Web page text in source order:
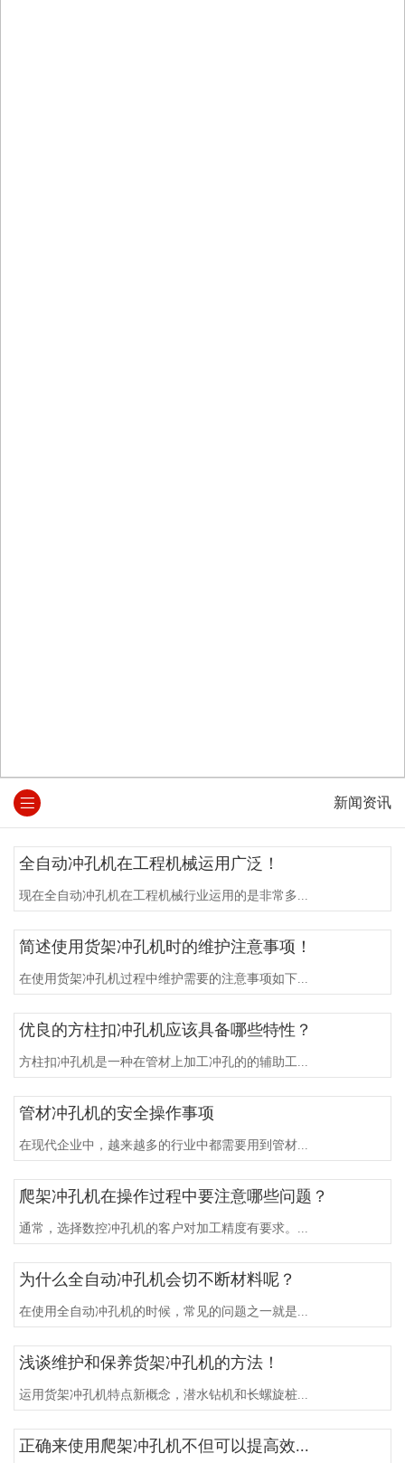
新闻资讯
全自动冲孔机在工程机械运用广泛！
现在全自动冲孔机在工程机械行业运用的是非常多...
简述使用货架冲孔机时的维护注意事项！
在使用货架冲孔机过程中维护需要的注意事项如下...
优良的方柱扣冲孔机应该具备哪些特性？
方柱扣冲孔机是一种在管材上加工冲孔的的辅助工...
管材冲孔机的安全操作事项
在现代企业中，越来越多的行业中都需要用到管材...
爬架冲孔机在操作过程中要注意哪些问题？
通常，选择数控冲孔机的客户对加工精度有要求。...
为什么全自动冲孔机会切不断材料呢？
在使用全自动冲孔机的时候，常见的问题之一就是...
浅谈维护和保养货架冲孔机的方法！
运用货架冲孔机特点新概念，潜水钻机和长螺旋桩...
正确来使用爬架冲孔机不但可以提高效...